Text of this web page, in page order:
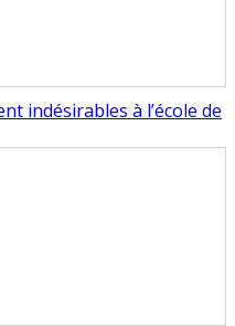
indésirables à l’école de